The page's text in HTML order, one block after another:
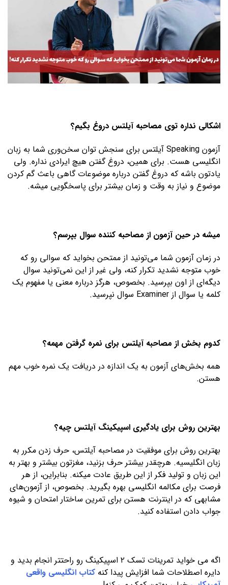
اشکالی نداره توی مصاحبه آیلتس دروغ بگیم؟
آزمون Speaking آیلتس برای سنجش توان سخن‌وری شما به زبان
انگلیسی هست. برای همین، دروغ گفتن هیچ ایرادی نداره. ولی
یادتون باشه که دروغ گفتن درباره موضوعات گاهی باعث گم کردن
موضوع و نیاز به وقت و زمان بیشتر برای پاسخگویی میشه.
میشه در حین آزمون از مصاحبه کننده سوال بپرسم؟
در زمان آزمون شما می‌تونید از ممتحن بخواید که سوالی رو که
خوب متوجه نشدید تکرار کنه، ولی غیر از این نمی‌تونید سوال
دیگه‌ای از اون بپرسید. بخصوص، هرگز درباره معنی یا مفهوم یک
کلمه یا سوال از Examiner سوال نپرسید.
کدوم بخش از مصاحبه آیلتس برای نمره گرفتن مهمه؟
همه بخش‌های آزمون به یک اندازه در دریافت یک نمره خوب مهم
هستن.
بهترین روش برای یادگیری اسپیکینگ آیلتس چیه؟
بهترین روش برای موفقیت در مصاحبه آیلتس، حرف زدن مکرر به
زبان انگلیسیه. هرچقدر بیشتر حرف بزنید، مغزتون بیشتر و بهتر به
این زبان و تولید فکر از این طریق عادت میکنه. بنابراین، از هر
فرصت برای مکالمه انگلیسی بهره بگیرید. بخصوص، از آزمون‌های
مشابهی که در اینترنت هستن برای تمرین ساختار امتحان و شیوه
جواب دادن استفاده کنید.
اگه می خواید تمرینات تسک ۲ اسپیکینگ رو راحتتر انجام بدید و
دایره اصطلاحات شما افزایش پیدا کنه کتاب انگلیسی واقعی